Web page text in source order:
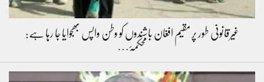
غیرقانونی طور پر مقیم افغان باشندوں کو وطن واپس بھجوایا جا رہا ہے:
محکمۂ…